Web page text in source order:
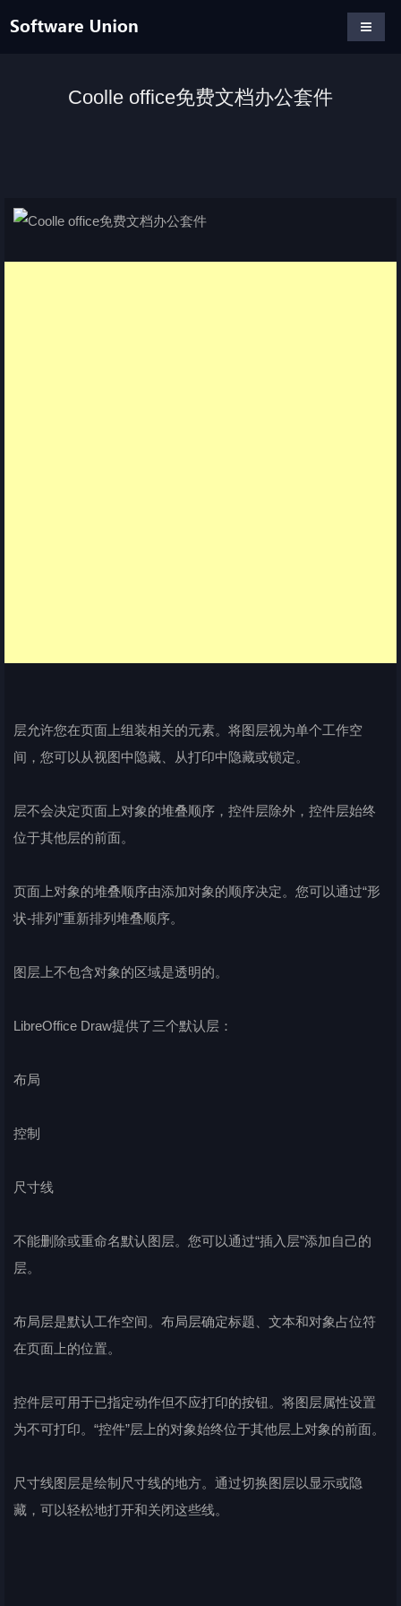
Coolle office免费文档办公套件
层允许您在页面上组装相关的元素。将图层视为单个工作空
间，您可以从视图中隐藏、从打印中隐藏或锁定。
层不会决定页面上对象的堆叠顺序，控件层除外，控件层始终
位于其他层的前面。
页面上对象的堆叠顺序由添加对象的顺序决定。您可以通过“形
状-排列”重新排列堆叠顺序。
图层上不包含对象的区域是透明的。
LibreOffice Draw提供了三个默认层：
布局
控制
尺寸线
不能删除或重命名默认图层。您可以通过“插入层”添加自己的
层。
布局层是默认工作空间。布局层确定标题、文本和对象占位符
在页面上的位置。
控件层可用于已指定动作但不应打印的按钮。将图层属性设置
为不可打印。“控件”层上的对象始终位于其他层上对象的前面。
尺寸线图层是绘制尺寸线的地方。通过切换图层以显示或隐
藏，可以轻松地打开和关闭这些线。